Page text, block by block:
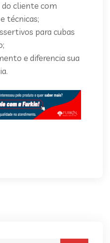
do cliente com
técnicas;
para cubas
e diferencia sua